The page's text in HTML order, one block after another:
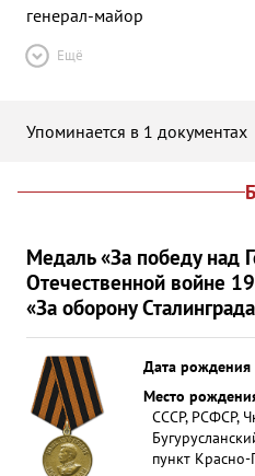
генерал-майор
Ещё
Упоминается в 1 документах
Медаль «За победу над
Отечественной войне
«За оборону
Дата рождения
Место
СССР, РСФСР,
пункт